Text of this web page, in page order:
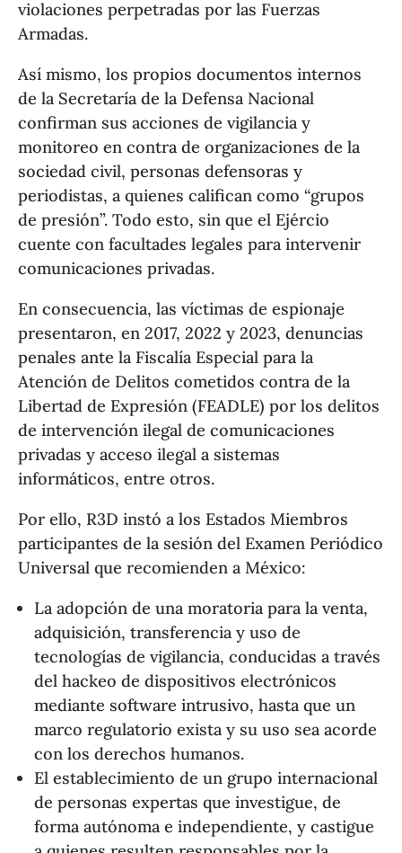
violaciones perpetradas por las Fuerzas
Armadas.
Así mismo, los propios documentos internos
de la Secretaría de la Defensa Nacional
confirman sus acciones de vigilancia y
monitoreo en contra de organizaciones de la
sociedad civil, personas defensoras y
periodistas, a quienes califican como “grupos
de presión”. Todo esto, sin que el Ejércio
cuente con facultades legales para intervenir
comunicaciones privadas.
En consecuencia, las víctimas de espionaje
presentaron, en 2017, 2022 y 2023, denuncias
penales ante la Fiscalía Especial para la
Atención de Delitos cometidos contra de la
Libertad de Expresión (FEADLE) por los delitos
de intervención ilegal de comunicaciones
privadas y acceso ilegal a sistemas
informáticos, entre otros.
Por ello, R3D instó a los Estados Miembros
participantes de la sesión del Examen Periódico
Universal que recomienden a México:
La adopción de una moratoria para la venta,
adquisición, transferencia y uso de
tecnologías de vigilancia, conducidas a través
del hackeo de dispositivos electrónicos
mediante software intrusivo, hasta que un
marco regulatorio exista y su uso sea acorde
con los derechos humanos.
El establecimiento de un grupo internacional
de personas expertas que investigue, de
forma autónoma e independiente, y castigue